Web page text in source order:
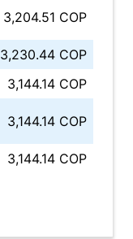
3,204.51 COP
3,230.44 COP
3,144.14 COP
3,144.14 COP
3,144.14 COP